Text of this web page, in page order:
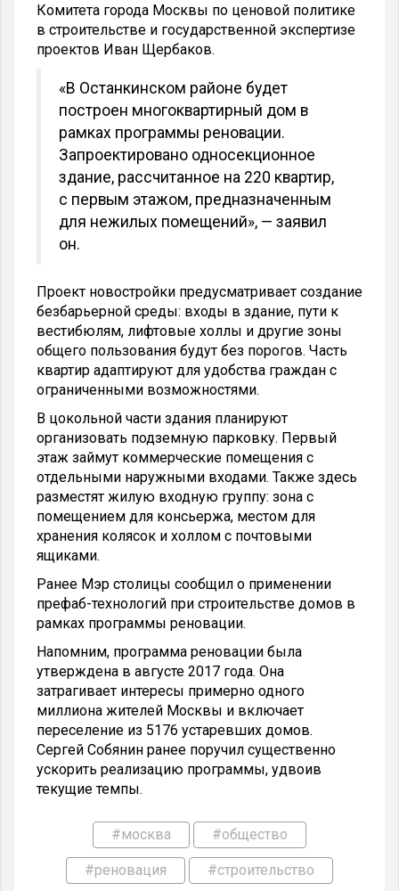
Комитета города Москвы по ценовой политике
в строительстве и государственной экспертизе
проектов Иван Щербаков.
«В Останкинском районе будет
построен многоквартирный дом в
рамках программы реновации.
Запроектировано односекционное
здание, рассчитанное на 220 квартир,
с первым этажом, предназначенным
для нежилых помещений», — заявил
он.
Проект новостройки предусматривает создание
безбарьерной среды: входы в здание, пути к
вестибюлям, лифтовые холлы и другие зоны
общего пользования будут без порогов. Часть
квартир адаптируют для удобства граждан с
ограниченными возможностями.
В цокольной части здания планируют
организовать подземную парковку. Первый
этаж займут коммерческие помещения с
отдельными наружными входами. Также здесь
разместят жилую входную группу: зона с
помещением для консьержа, местом для
хранения колясок и холлом с почтовыми
ящиками.
Ранее Мэр столицы сообщил о применении
префаб-технологий при строительстве домов в
рамках программы реновации.
Напомним, программа реновации была
утверждена в августе 2017 года. Она
затрагивает интересы примерно одного
миллиона жителей Москвы и включает
переселение из 5176 устаревших домов.
Сергей Собянин ранее поручил существенно
ускорить реализацию программы, удвоив
текущие темпы.
#москва #общество
#реновация #строительство